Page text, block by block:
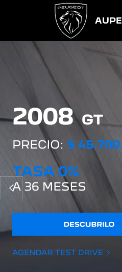
AUPE
Anterior